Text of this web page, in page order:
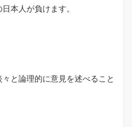
本人が負けます。
と論理的に意見を述べること